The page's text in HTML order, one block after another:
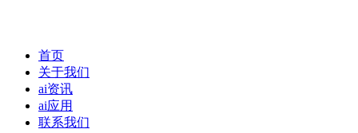
首页
关于我们
ai资讯
ai应用
联系我们